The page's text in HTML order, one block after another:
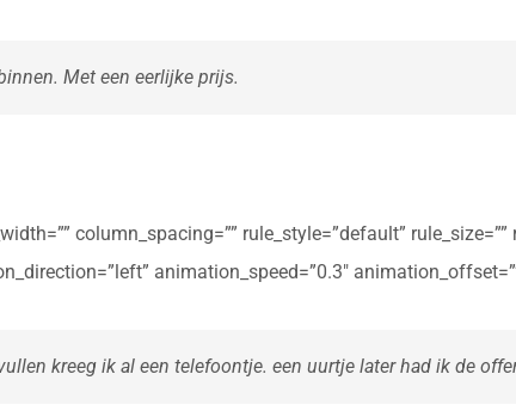
Met een eerlijke prijs.
column_spacing=”” rule_style=”default”
animation_speed=”0.3″
kreeg ik al een telefoontje. een uurtje later had ik de